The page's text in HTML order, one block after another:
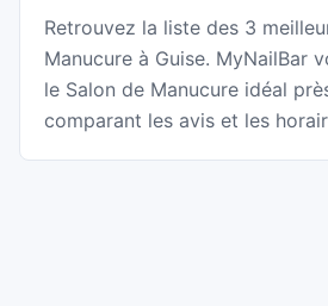
Retrouvez la liste des 3
Manucure à Guise. MyNailBar
le Salon de Manucure idéal
comparant les avis et les